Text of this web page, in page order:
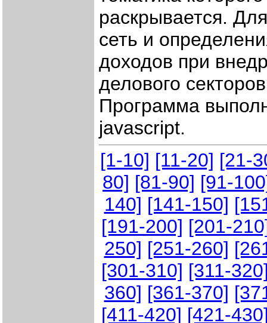
раскрывается.
сеть и
доходов при
делового
Программа
javascript.
[1-10] [11-20] [21-
80] [81-90] [91-
140] [141-150]
[191-200] [201-
250] [251-260]
[301-310] [311-
360] [361-370]
[411-420] [421-